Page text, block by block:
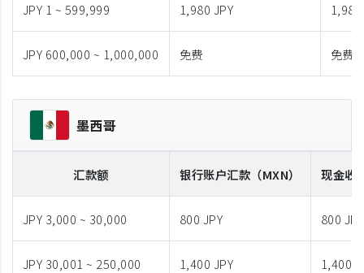
JPY 1 ~ 599,999 1,980 JPY 1,980
JPY 600,000 ~ 1,000,000 免费 免费
墨西哥
汇款额 银行账户汇款 （MXN） 现金收
JPY 3,000 ~ 30,000 800 JPY 800 JPY
JPY 30,001 ~ 250,000 1,400 JPY 1,400